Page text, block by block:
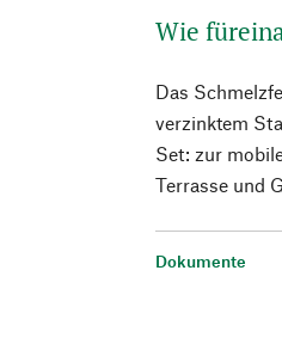
Wie
Das
verzinktem
Set: zur
Terrasse und
Dokumente